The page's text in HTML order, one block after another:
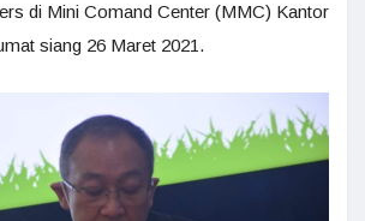
di Mini Comand Center (MMC) Kantor
siang 26 Maret 2021.